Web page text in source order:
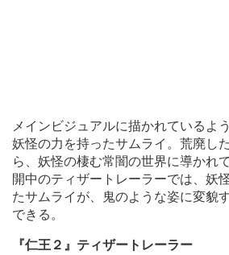
メインビジュアルに描かれているよ
妖怪の力を持ったサムライ。荒廃し
ら、妖怪の棲む常闇の世界に導かれ
開中のティザートレーラーでは、妖
たサムライが、鬼のような姿に変貌
できる。
『仁王２』ティザートレーラー